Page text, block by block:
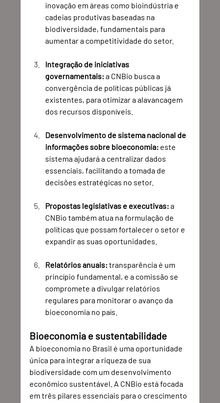
inovação em áreas como bioindústria e
cadeias produtivas baseadas na
biodiversidade, fundamentais para
aumentar a competitividade do setor.
Integração de iniciativas
governamentais: a CNBio busca a
convergência de políticas públicas já
existentes, para otimizar a alavancagem
dos recursos disponíveis.
Desenvolvimento de sistema nacional de
informações sobre bioeconomia: este
sistema ajudará a centralizar dados
essenciais, facilitando a tomada de
decisões estratégicas no setor.
Propostas legislativas e executivas: a
CNBio também atua na formulação de
políticas que possam fortalecer o setor e
expandir as suas oportunidades.
Relatórios anuais: transparência é um
princípio fundamental, e a comissão se
compromete a divulgar relatórios
regulares para monitorar o avanço da
bioeconomia no país.
Bioeconomia e sustentabilidade
A bioeconomia no Brasil é uma oportunidade
única para integrar a riqueza de sua
biodiversidade com um desenvolvimento
econômico sustentável. A CNBio está focada
em três pilares essenciais para o crescimento